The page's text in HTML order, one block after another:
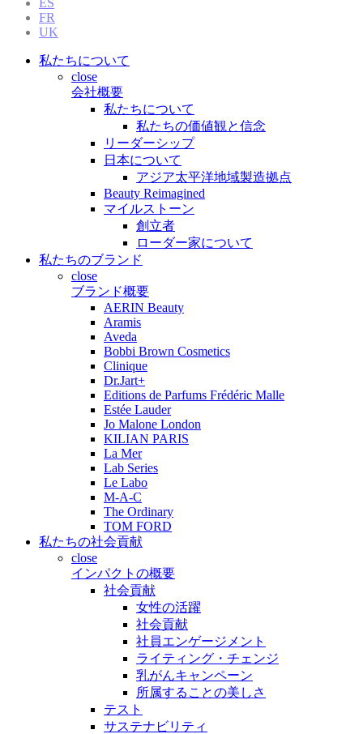
ES
FR
UK
私たちについて
close
会社概要
私たちについて
私たちの価値観と信念
リーダーシップ
日本について
アジア太平洋地域製造拠点
Beauty Reimagined
マイルストーン
創立者
ローダー家について
私たちのブランド
close
ブランド概要
AERIN Beauty
Aramis
Aveda
Bobbi Brown Cosmetics
Clinique
Dr.Jart+
Editions de Parfums Frédéric Malle
Estée Lauder
Jo Malone London
KILIAN PARIS
La Mer
Lab Series
Le Labo
M-A-C
The Ordinary
TOM FORD
私たちの社会貢献
close
インパクトの概要
社会貢献
女性の活躍
社会貢献
社員エンゲージメント
ライティング・チェンジ
乳がんキャンペーン
所属することの美しさ
テスト
サステナビリティ